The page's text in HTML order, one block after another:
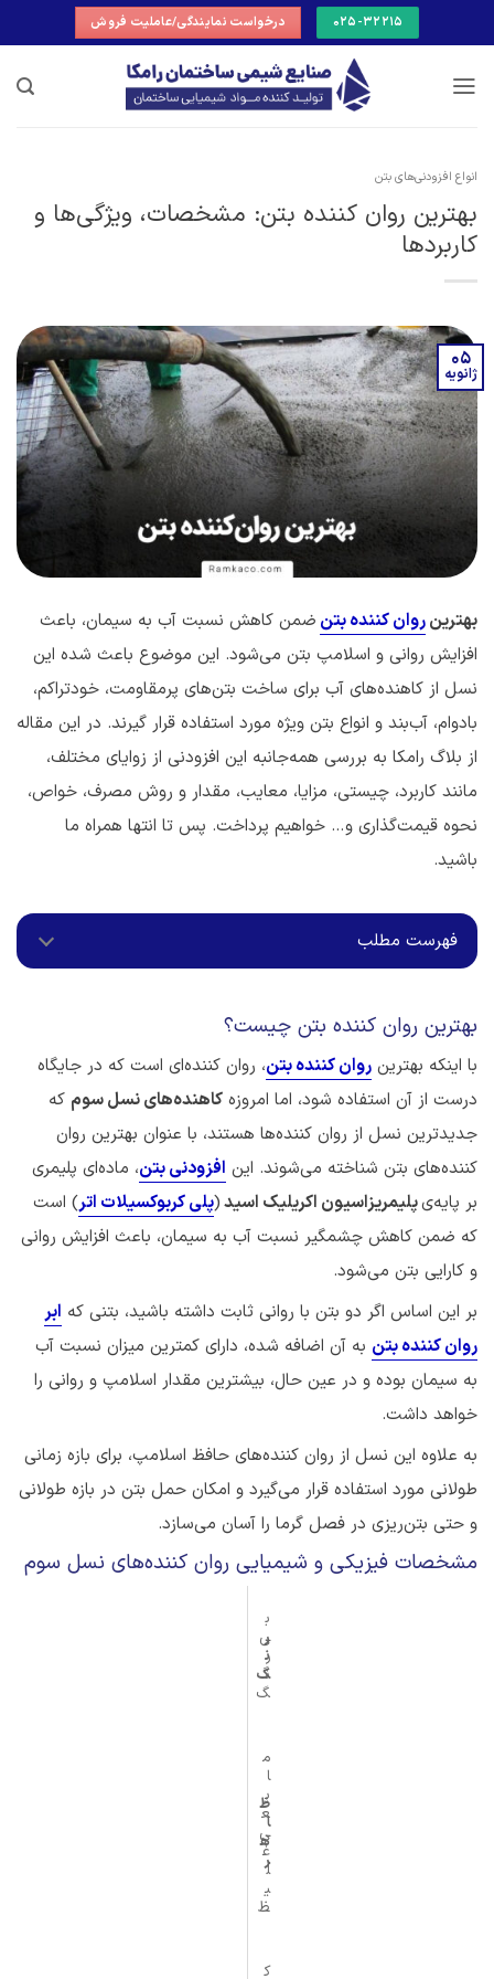
to
025-32215 درخواست نمایندگی/عاملیت فروش
انواع افزودنی‌های بتن
بهترین روان کننده بتن: مشخصات، ویژگی‌ها و
کاربردها
05
ژانویه
بهترینروان کننده بتن ضمن کاهش نسبت آب به سیمان، باعث
افزایش روانی و اسلامپ بتن می‌شود. این موضوع باعث شده این
نسل از کاهنده‌های آب برای ساخت بتن‌های پرمقاومت، خودتراکم،
بادوام، آب‌بند و انواع بتن ویژه مورد استفاده قرار گیرند. در این مقاله
از بلاگ رامکا به بررسی همه‌جانبه این افزودنی از زوایای مختلف،
مانند کاربرد، چیستی، مزایا، معایب، مقدار و روش مصرف، خواص،
نحوه قیمت‌گذاری و… خواهیم پرداخت. پس تا انتها همراه ما
باشید.
فهرست مطلب
بهترین روان کننده بتن چیست؟
با اینکه بهترین روان کننده بتن، روان کننده‌ای است که در جایگاه
درست از آن استفاده شود، اما امروزه کاهنده‌های نسل سوم که
جدیدترین نسل از روان کننده‌ها هستند، با عنوان بهترین روان
کننده‌های بتن شناخته می‌شوند. این افزودنی بتن، ماده‌ای پلیمری
بر پایه‌یپلیمریزاسیون اکریلیک اسید(پلی کربوکسیلات اتر) است
که ضمن کاهش چشمگیر نسبت آب به سیمان، باعث افزایش روانی
و کارایی بتن می‌شود.
بر این اساس اگر دو بتن با روانی ثابت داشته باشید، بتنی که ابر
روان کننده بتن به آن اضافه شده، دارای کمترین میزان نسبت آب
به سیمان بوده و در عین حال، بیشترین مقدار اسلامپ و روانی را
خواهد داشت.
به علاوه این نسل از روان کننده‌های حافظ اسلامپ، برای بازه زمانی
طولانی مورد استفاده قرار می‌گیرد و امکان حمل بتن در بازه طولانی
و حتی بتن‌ریزی در فصل گرما را آسان می‌سازد.
مشخصات فیزیکی و شیمیایی روان کننده‌های نسل سوم
ر
ن
گ
ب
ی‌
ر
ن
گ
ظ
ا
ه
ر
م
ا
ی
ع
ی
غ
ل
ی
ظ
ک